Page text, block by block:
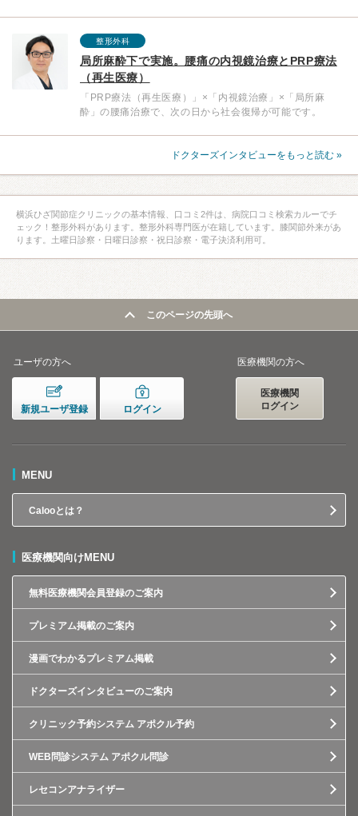
整形外科
局所麻酔下で実施。腰痛の内視鏡治療とPRP療法
（再生医療）
「PRP療法（再生医療）」×「内視鏡治療」×「局所麻
酔」の腰痛治療で、次の日から社会復帰が可能です。
ドクターズインタビューをもっと読む »
横浜ひざ関節症クリニックの基本情報、口コミ2件は、病院口コミ検索カルーでチ
ェック！整形外科があります。整形外科専門医が在籍しています。膝関節外来があ
ります。土曜日診察・日曜日診察・祝日診察・電子決済利用可。
このページの先頭へ
ユーザの方へ
新規ユーザ登録 ログイン
医療機関の方へ
医療機関
ログイン
MENU
Calooとは？
医療機関向けMENU
無料医療機関会員登録のご案内
プレミアム掲載のご案内
漫画でわかるプレミアム掲載
ドクターズインタビューのご案内
クリニック予約システム アポクル予約
WEB問診システム アポクル問診
レセコンアナライザー